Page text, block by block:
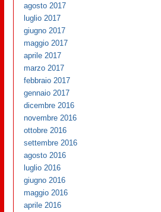
agosto 2017
luglio 2017
giugno 2017
maggio 2017
aprile 2017
marzo 2017
febbraio 2017
gennaio 2017
dicembre 2016
novembre 2016
ottobre 2016
settembre 2016
agosto 2016
luglio 2016
giugno 2016
maggio 2016
aprile 2016